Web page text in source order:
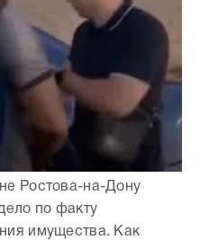
Ростова-на-Дону
по факту
имущества. Как